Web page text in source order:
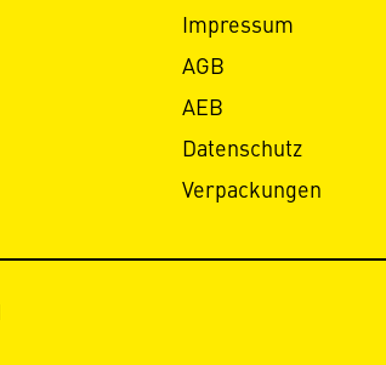
Impressum
AGB
AEB
Datenschutz
Verpackungen